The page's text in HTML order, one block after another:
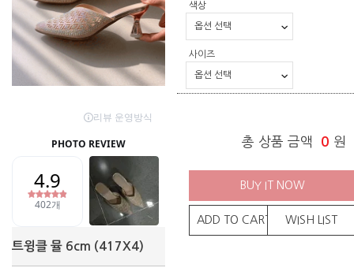
트윙클 뮬 6cm (417X4)
색상
사이즈
총 상품 금액 0 원
BUY IT NOW
ADD TO CART WISH LIST